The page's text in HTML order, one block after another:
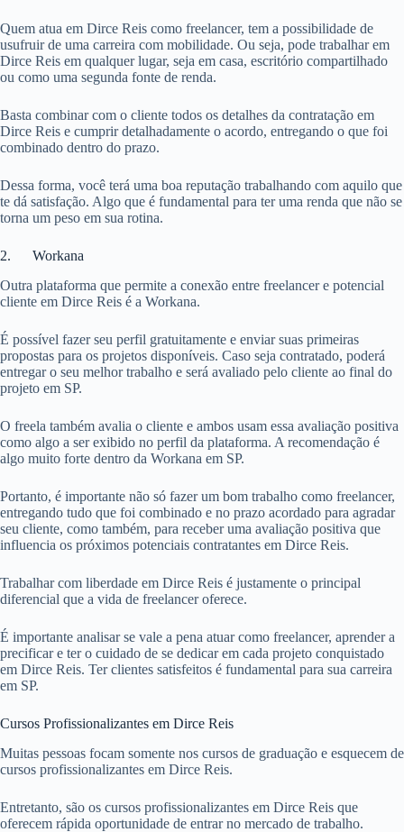
Quem atua em Dirce Reis como freelancer, tem a possibilidade de
usufruir de uma carreira com mobilidade. Ou seja, pode trabalhar em
Dirce Reis em qualquer lugar, seja em casa, escritório compartilhado
ou como uma segunda fonte de renda.
Basta combinar com o cliente todos os detalhes da contratação em
Dirce Reis e cumprir detalhadamente o acordo, entregando o que foi
combinado dentro do prazo.
Dessa forma, você terá uma boa reputação trabalhando com aquilo que
te dá satisfação. Algo que é fundamental para ter uma renda que não se
torna um peso em sua rotina.
2. Workana
Outra plataforma que permite a conexão entre freelancer e potencial
cliente em Dirce Reis é a Workana.
É possível fazer seu perfil gratuitamente e enviar suas primeiras
propostas para os projetos disponíveis. Caso seja contratado, poderá
entregar o seu melhor trabalho e será avaliado pelo cliente ao final do
projeto em SP.
O freela também avalia o cliente e ambos usam essa avaliação positiva
como algo a ser exibido no perfil da plataforma. A recomendação é
algo muito forte dentro da Workana em SP.
Portanto, é importante não só fazer um bom trabalho como freelancer,
entregando tudo que foi combinado e no prazo acordado para agradar
seu cliente, como também, para receber uma avaliação positiva que
influencia os próximos potenciais contratantes em Dirce Reis.
Trabalhar com liberdade em Dirce Reis é justamente o principal
diferencial que a vida de freelancer oferece.
É importante analisar se vale a pena atuar como freelancer, aprender a
precificar e ter o cuidado de se dedicar em cada projeto conquistado
em Dirce Reis. Ter clientes satisfeitos é fundamental para sua carreira
em SP.
Cursos Profissionalizantes em Dirce Reis
Muitas pessoas focam somente nos cursos de graduação e esquecem de
cursos profissionalizantes em Dirce Reis.
Entretanto, são os cursos profissionalizantes em Dirce Reis que
oferecem rápida oportunidade de entrar no mercado de trabalho.